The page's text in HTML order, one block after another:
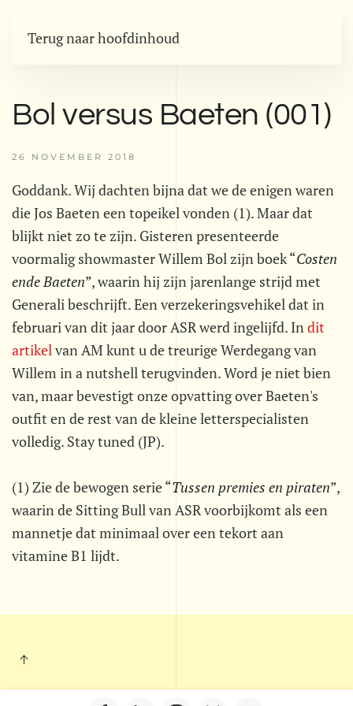
Terug naar hoofdinhoud
Bol versus Baeten (001)
26 NOVEMBER 2018
Goddank. Wij dachten bijna dat we de enigen waren
die Jos Baeten een topeikel vonden (1). Maar dat
blijkt niet zo te zijn. Gisteren presenteerde
voormalig showmaster Willem Bol zijn boek “Costen
ende Baeten”, waarin hij zijn jarenlange strijd met
Generali beschrijft. Een verzekeringsvehikel dat in
februari van dit jaar door ASR werd ingelijfd. Indit
artikelvan AM kunt u de treurige Werdegang van
Willem in a nutshell terugvinden. Word je niet bien
van, maar bevestigt onze opvatting over Baeten's
outfit en de rest van de kleine letterspecialisten
volledig. Stay tuned (JP).
(1) Zie de bewogen serie “Tussen premies en piraten”,
waarin de Sitting Bull van ASR voorbijkomt als een
mannetje dat minimaal over een tekort aan
vitamine B1 lijdt.